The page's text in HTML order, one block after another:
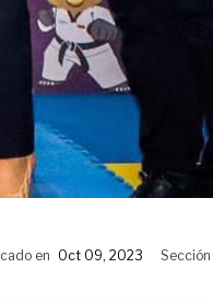
en Oct 09, 2023 Sección